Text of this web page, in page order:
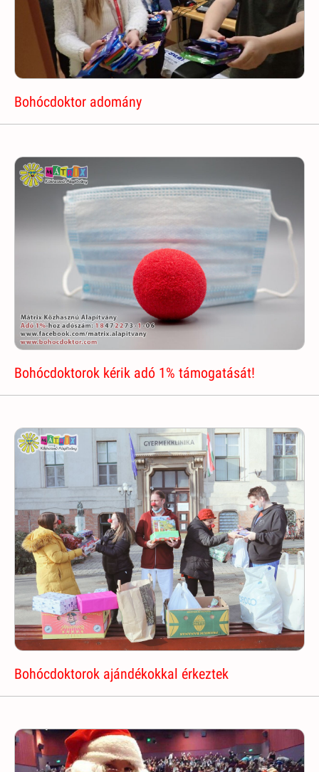
Bohócdoktor adomány
Bohócdoktorok kérik adó 1% támogatását!
Bohócdoktorok ajándékokkal érkeztek